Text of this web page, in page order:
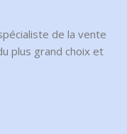
de la vente
plus grand choix et